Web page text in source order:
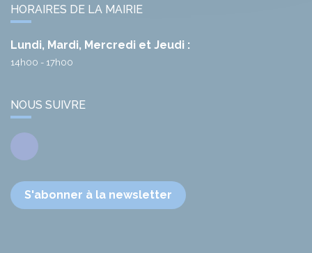
HORAIRES DE LA MAIRIE
Lundi, Mardi, Mercredi et Jeudi :
14h00 - 17h00
NOUS SUIVRE
Facebook
S'abonner à la newsletter